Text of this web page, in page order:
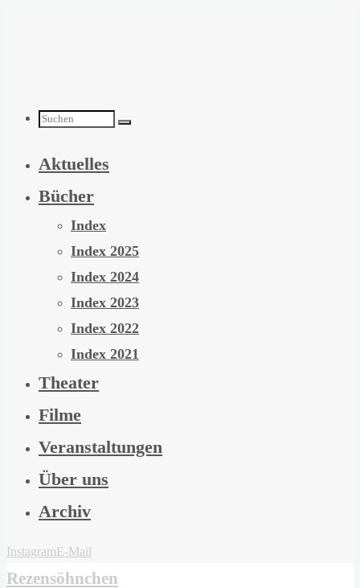
Suchen
nach:
Aktuelles
Bücher
Index
Index 2025
Index 2024
Index 2023
Index 2022
Index 2021
Theater
Filme
Veranstaltungen
Über uns
Archiv
InstagramE-Mail
Rezensöhnchen